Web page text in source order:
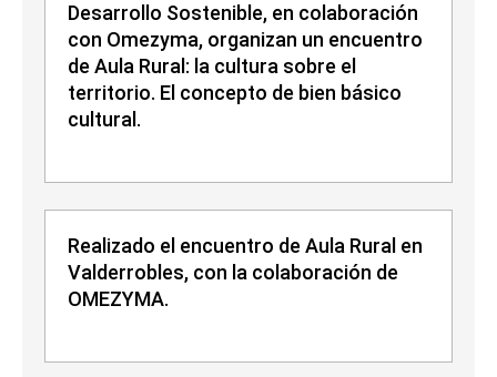
Desarrollo Sostenible, en colaboración
con Omezyma, organizan un encuentro
de Aula Rural: la cultura sobre el
territorio. El concepto de bien básico
cultural.
Realizado el encuentro de Aula Rural en
Valderrobles, con la colaboración de
OMEZYMA.